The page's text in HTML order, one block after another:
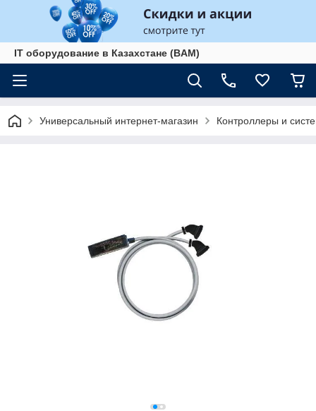
IT оборудование в Казахстане (BAM)
Универсальный интернет-магазин Контроллеры и